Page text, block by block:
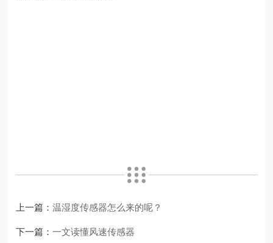
上一篇：温湿度传感器怎么来的呢？
下一篇：一文读懂风速传感器